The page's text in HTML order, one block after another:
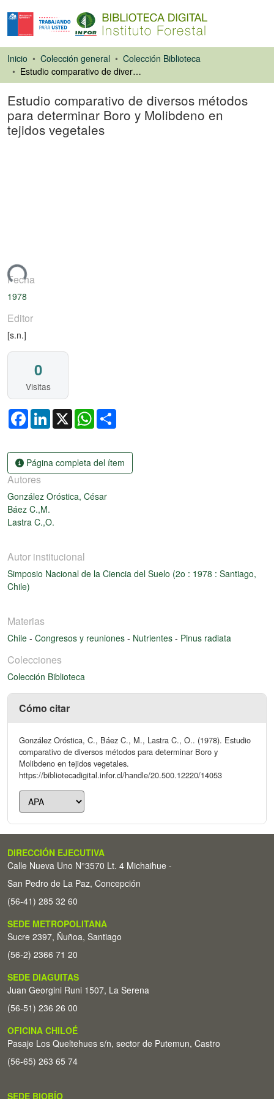
Inicio Colección general
Colección Biblioteca
Estudio comparativo de diversos métodos para determinar Boro y Molibdeno en tejidos vegetales
Estudio comparativo de diversos métodos
para determinar Boro y Molibdeno en
tejidos vegetales
Fecha
1978
Editor
[s.n.]
0
Visitas
FacebookLinkedIn
X WhatsApp
Página completa del ítem
Autores
González Oróstica, César
Báez C.,M.
Lastra C.,O.
Autor institucional
Simposio Nacional de la Ciencia del Suelo (2o : 1978 : Santiago,
Chile)
Materias
Chile - Congresos y reuniones - Nutrientes - Pinus radiata
Colecciones
Colección Biblioteca
Cómo citar
González Oróstica, C., Báez C., M., Lastra C., O.. (1978). Estudio
comparativo de diversos métodos para determinar Boro y
Molibdeno en tejidos vegetales.
https://bibliotecadigital.infor.cl/handle/20.500.12220/14053
DIRECCIÓN EJECUTIVA
Calle Nueva Uno N°3570 Lt. 4 Michaihue -
San Pedro de La Paz, Concepción
(56-41) 285 32 60
SEDE METROPOLITANA
Sucre 2397, Ñuñoa, Santiago
(56-2) 2366 71 20
SEDE DIAGUITAS
Juan Georgini Runi 1507, La Serena
(56-51) 236 26 00
OFICINA CHILOÉ
Pasaje Los Queltehues s/n, sector de Putemun, Castro
(56-65) 263 65 74
SEDE BIOBÍO